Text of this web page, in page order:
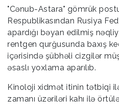
"Cənub-Astara" gömrük
Respublikasından Rusiya
apardığı bəyan edilmiş
rentgen qurğusunda baxış
içərisində şübhəli cizgilər
əsaslı yoxlama aparılıb.
Kinoloji xidmət itinin tətbiqi
zamanı üzəriləri kahı ilə